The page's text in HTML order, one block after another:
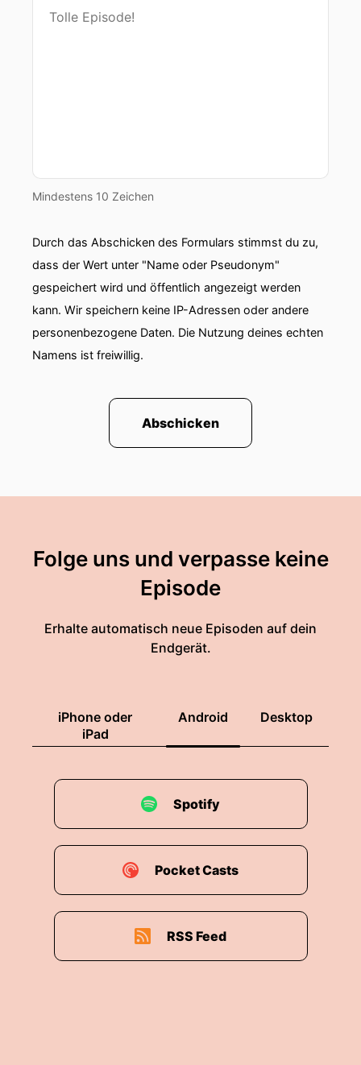
Mindestens 10 Zeichen
Durch das Abschicken des Formulars stimmst du zu,
dass der Wert unter "Name oder Pseudonym"
gespeichert wird und öffentlich angezeigt werden
kann. Wir speichern keine IP-Adressen oder andere
personenbezogene Daten. Die Nutzung deines echten
Namens ist freiwillig.
Abschicken
Folge uns und verpasse keine
Episode
Erhalte automatisch neue Episoden auf dein
Endgerät.
iPhone oder
iPad
Android Desktop
Spotify
Pocket Casts
RSS Feed